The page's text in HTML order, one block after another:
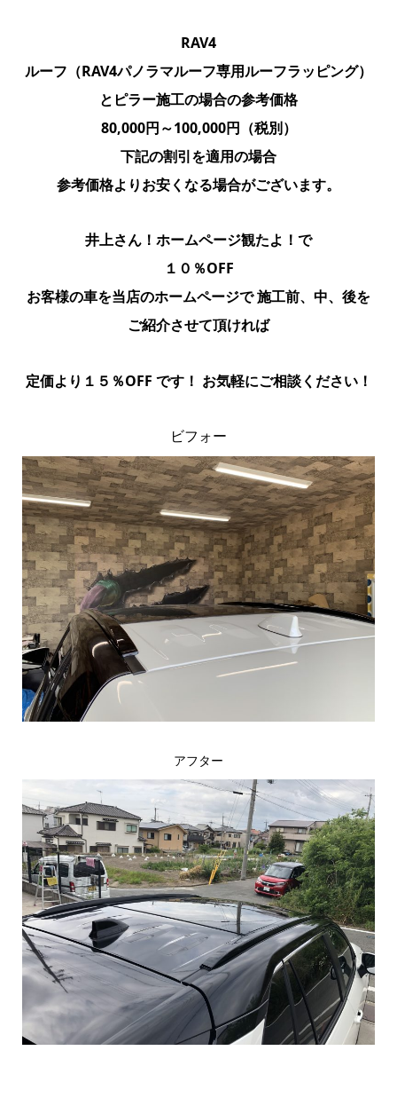
RAV4
ルーフ（RAV4パノラマルーフ専用ルーフラッピング）
とピラー施工の場合の参考価格
80,000円～100,000円（税別）
下記の割引を適用の場合
参考価格よりお安くなる場合がございます。
井上さん！ホームページ観たよ！で
１０％OFF
お客様の車を当店のホームページで 施工前、中、後を
ご紹介させて頂ければ
定価より１５％OFF です！ お気軽にご相談ください！
ビフォー
アフター